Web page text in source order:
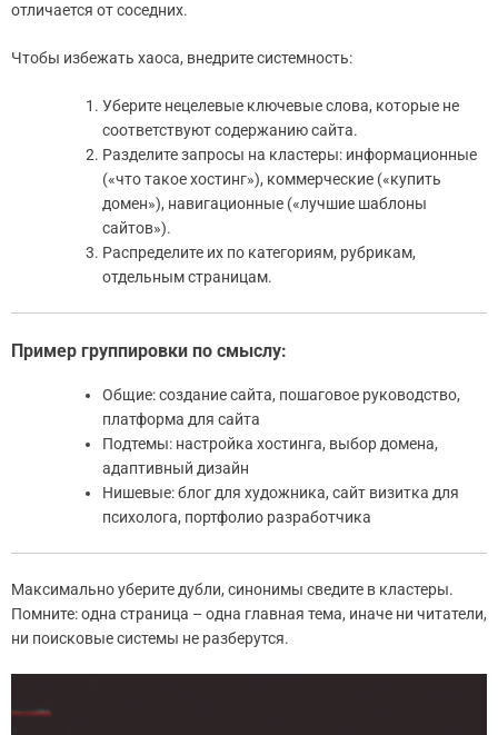
отличается от соседних.
Чтобы избежать хаоса, внедрите системность:
Уберите нецелевые ключевые слова, которые не
соответствуют содержанию сайта.
Разделите запросы на кластеры: информационные
(«что такое хостинг»), коммерческие («купить
домен»), навигационные («лучшие шаблоны
сайтов»).
Распределите их по категориям, рубрикам,
отдельным страницам.
Пример группировки по смыслу:
Общие: создание сайта, пошаговое руководство,
платформа для сайта
Подтемы: настройка хостинга, выбор домена,
адаптивный дизайн
Нишевые: блог для художника, сайт визитка для
психолога, портфолио разработчика
Максимально уберите дубли, синонимы сведите в кластеры.
Помните: одна страница – одна главная тема, иначе ни читатели,
ни поисковые системы не разберутся.